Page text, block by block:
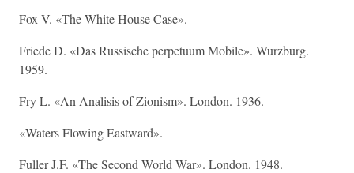
Fox V. «The White House Case».
Friede D. «Das Russische perpetuum Mobile». Wurzburg.
1959.
Fry L. «An Analisis of Zionism». London. 1936.
«Waters Flowing Eastward».
Fuller J.F. «The Second World War». London. 1948.